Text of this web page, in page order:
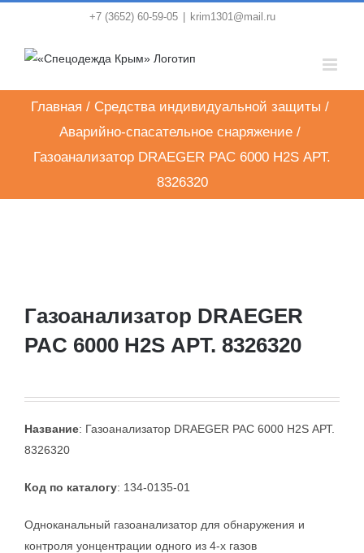
content
+7 (3652) 60-59-05 krim1301@mail.ru
Главная / Средства индивидуальной защиты /
Аварийно-спасательное снаряжение /
Газоанализатор DRAEGER PAC 6000 H2S АРТ.
8326320
Газоанализатор DRAEGER
PAC 6000 H2S АРТ. 8326320
Название: Газоанализатор DRAEGER PAC 6000 H2S АРТ.
8326320
Код по каталогу: 134-0135-01
Одноканальный газоанализатор для обнаружения и
контроля уонцентрации одного из 4-х газов